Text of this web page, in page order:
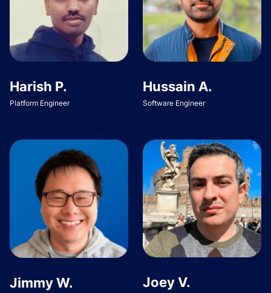
Harish P.
Platform Engineer
Hussain A.
Software Engineer
Jimmy W. Joey V.